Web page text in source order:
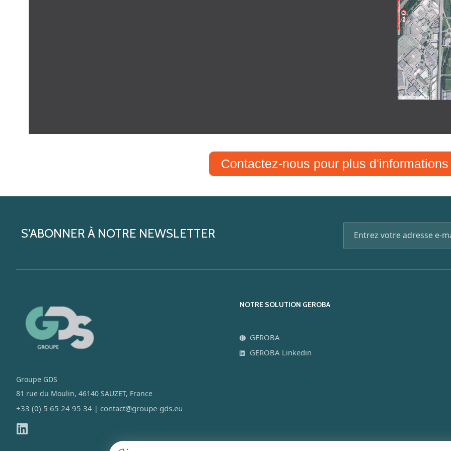
Contactez-nous pour plus d'informations
S'ABONNER À NOTRE NEWSLETTER
Groupe GDS
81 rue du Moulin, 46140 SAUZET, France
+33 (0) 5 65 24 95 34 | contact@groupe-gds.eu
NOTRE SOLUTION GEROBA
GEROBA
GEROBA Linkedin